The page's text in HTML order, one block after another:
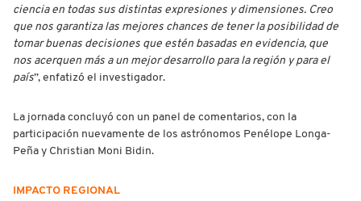
ciencia en todas sus distintas expresiones y dimensiones. Creo
que nos garantiza las mejores chances de tener la posibilidad de
tomar buenas decisiones que estén basadas en evidencia, que
nos acerquen más a un mejor desarrollo para la región y para el
país”, enfatizó el investigador.
La jornada concluyó con un panel de comentarios, con la
participación nuevamente de los astrónomos Penélope Longa-
Peña y Christian Moni Bidin.
IMPACTO REGIONAL